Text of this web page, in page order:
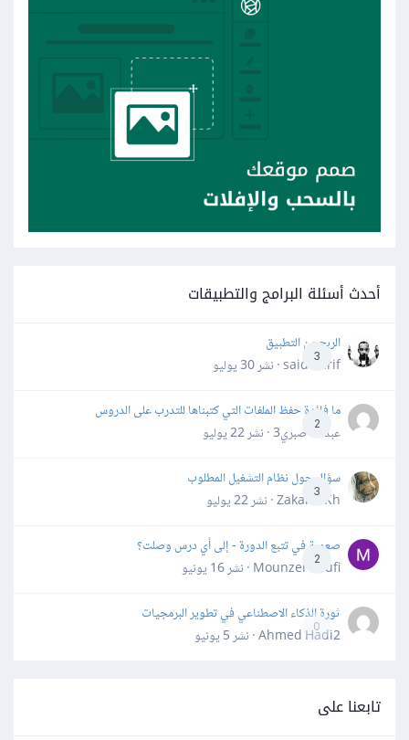
أحدث أسئلة البرامج والتطبيقات
3
الربح من التطبيق
said darif · نشر
30 يوليو
2
ما فائدة حفظ الملفات التي كتبناها للتدرب على الدروس
عبدالله صبري3 · نشر
22 يوليو
3
سؤال حول نظام التشغيل المطلوب
Zakaria Kh · نشر
22 يوليو
2
صعوبة في تتبع الدورة - إلى أي درس وصلت؟
Mounzer Soufi · نشر
16 يونيو
0
ثورة الذكاء الاصطناعي في تطوير البرمجيات
Ahmed Hadi2 · نشر
5 يونيو
تابعنا على